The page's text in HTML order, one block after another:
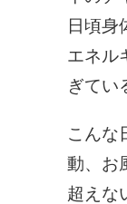
日頃身
エネル
ぎてい
こんな
動、お
超えな